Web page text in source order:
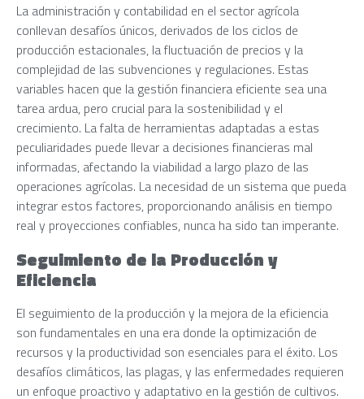
La administración y contabilidad en el sector agrícola
conllevan desafíos únicos, derivados de los ciclos de
producción estacionales, la fluctuación de precios y la
complejidad de las subvenciones y regulaciones. Estas
variables hacen que la gestión financiera eficiente sea una
tarea ardua, pero crucial para la sostenibilidad y el
crecimiento. La falta de herramientas adaptadas a estas
peculiaridades puede llevar a decisiones financieras mal
informadas, afectando la viabilidad a largo plazo de las
operaciones agrícolas. La necesidad de un sistema que pueda
integrar estos factores, proporcionando análisis en tiempo
real y proyecciones confiables, nunca ha sido tan imperante.
Seguimiento de la Producción y
Eficiencia
El seguimiento de la producción y la mejora de la eficiencia
son fundamentales en una era donde la optimización de
recursos y la productividad son esenciales para el éxito. Los
desafíos climáticos, las plagas, y las enfermedades requieren
un enfoque proactivo y adaptativo en la gestión de cultivos.